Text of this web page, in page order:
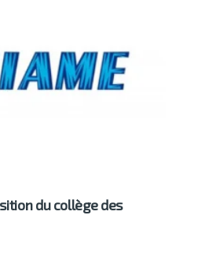
du collège des